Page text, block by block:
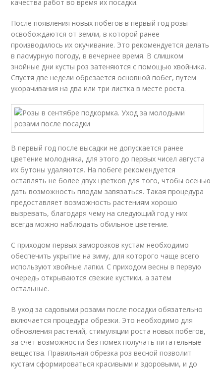
качества работ во время их посадки.
После появления новых побегов в первый год розы
освобождаются от земли, в которой ранее
производилось их окучивание. Это рекомендуется делать
в пасмурную погоду, в вечернее время. В слишком
знойные дни кусты роз затеняются с помощью хвойника.
Спустя две недели обрезается основной побег, путем
укорачивания на два или три листка в месте роста.
В первый год после высадки не допускается ранее
цветение молодняка, для этого до первых чисел августа
их бутоны удаляются. На побеге рекомендуется
оставлять не более двух цветков для того, чтобы осенью
дать возможность плодам завязаться. Такая процедура
предоставляет возможность растениям хорошо
вызревать, благодаря чему на следующий год у них
всегда можно наблюдать обильное цветение.
С приходом первых заморозков кустам необходимо
обеспечить укрытие на зиму, для которого чаще всего
используют хвойные лапки. С приходом весны в первую
очередь открываются свежие кустики, а затем
остальные.
В уход за садовыми розами после посадки обязательно
включается процедура обрезки. Это необходимо для
обновления растений, стимуляции роста новых побегов,
за счет возможности без помех получать питательные
вещества. Правильная обрезка роз весной позволит
кустам сформироваться красивыми и здоровыми, и до